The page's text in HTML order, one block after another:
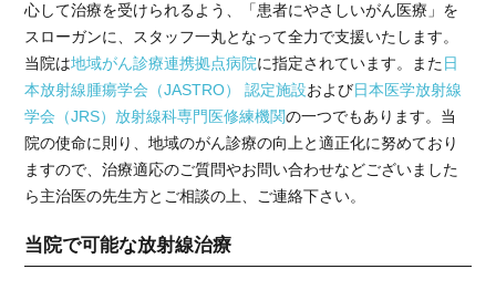
心して治療を受けられるよう、「患者にやさしいがん医療」を
スローガンに、スタッフ一丸となって全力で支援いたします。
当院は地域がん診療連携拠点病院に指定されています。また日
本放射線腫瘍学会（JASTRO） 認定施設および日本医学放射線
学会（JRS）放射線科専門医修練機関の一つでもあります。当
院の使命に則り、地域のがん診療の向上と適正化に努めており
ますので、治療適応のご質問やお問い合わせなどございました
ら主治医の先生方とご相談の上、ご連絡下さい。
当院で可能な放射線治療